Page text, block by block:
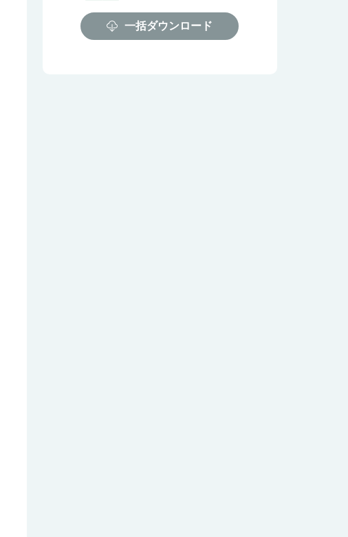
大規模・オンプレミス導入対応！
一括ダウンロード